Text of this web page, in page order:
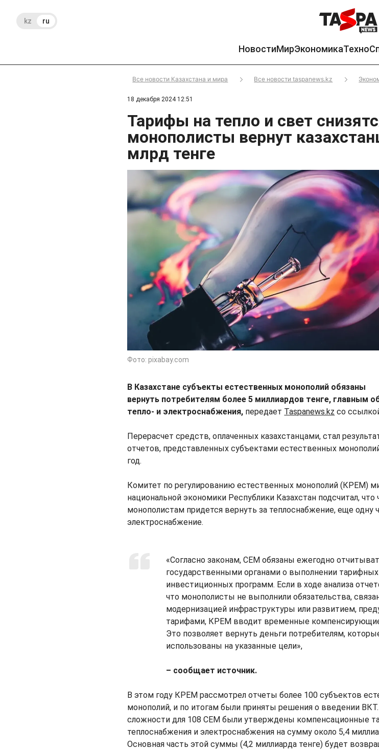
kz ru
НовостиМирЭкономикаТехно
Все новости Казахстана и мира Все новости taspanews.kz
18 декабря 2024 12:51
Тарифы на тепло и свет
монополисты вернут
млрд тенге
Фото: pixabay.com
В Казахстане субъекты естественных монополий обязаны
вернуть потребителям более 5 миллиардов тенге, главным
тепло- и электроснабжения, передает Taspanews.kz со
Перерасчет средств, оплаченных казахстанцами, стал
отчетов, представленных субъектами естественных
год.
Комитет по регулированию естественных монополий (КРЕМ)
национальной экономики Республики Казахстан подсчитал,
монополистам придется вернуть за теплоснабжение, еще одну
электроснабжение.
«Согласно законам, СЕМ обязаны ежегодно
государственными органами о выполнении
инвестиционных программ. Если в ходе анализа
что монополисты не выполнили обязательства,
модернизацией инфраструктуры или развитием,
тарифами, КРЕМ вводит временные
Это позволяет вернуть деньги потребителям,
использованы на указанные цели»,
– сообщает источник.
В этом году КРЕМ рассмотрел отчеты более 100 субъектов
монополий, и по итогам были приняты решения о введении
сложности для 108 СЕМ были утверждены компенсационные
теплоснабжения и электроснабжения на сумму около 5,4
Основная часть этой суммы (4,2 миллиарда тенге) будет